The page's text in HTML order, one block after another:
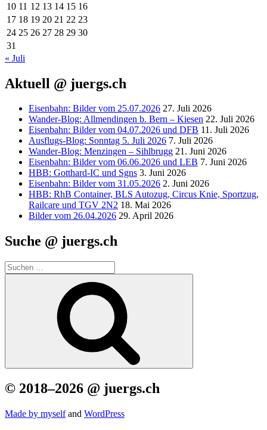
10 11 12 13 14 15 16
17 18 19 20 21 22 23
24 25 26 27 28 29 30
31
« Juli
Aktuell @ juergs.ch
Eisenbahn: Bilder vom 25.07.2026 27. Juli 2026
Wander-Blog: Allmendingen b. Bern – Kiesen 22. Juli 2026
Eisenbahn: Bilder vom 04.07.2026 und DFB 11. Juli 2026
Ausflugs-Blog: Sonntag 5. Juli 2026 7. Juli 2026
Wander-Blog: Menzingen – Sihlbrugg 21. Juni 2026
Eisenbahn: Bilder vom 06.06.2026 und LEB 7. Juni 2026
HBB: Gotthard-IC und Sgns 3. Juni 2026
Eisenbahn: Bilder vom 31.05.2026 2. Juni 2026
HBB: RhB Container, BLS Autozug, Circus Knie, Sportzug,
Railcare und TGV 2N2 18. Mai 2026
Bilder vom 26.04.2026 29. April 2026
Suche @ juergs.ch
Suchen
nach:
© 2018–2026 @ juergs.ch
Made by mys­elfand Word­Press